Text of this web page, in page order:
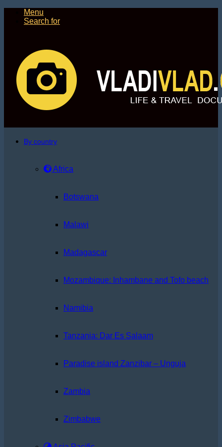
Menu
Search for
By country
Africa
Botswana
Malawi
Madagascar
Mozambique: Inhambane and Tofo beach
Namibia
Tanzania: Dar Es Salaam
Paradise island Zanzibar – Unguja
Zambia
Zimbabwe